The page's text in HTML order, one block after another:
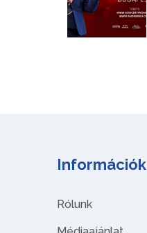
Információk
Rólunk